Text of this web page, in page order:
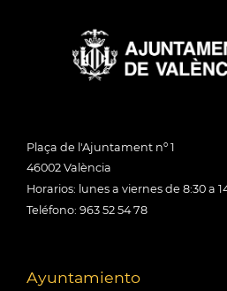
Plaça de l'Ajuntament nº 1
46002 València
Horarios: lunes a viernes de 8:30 a
Teléfono: 963 52 54 78
Ayuntamiento